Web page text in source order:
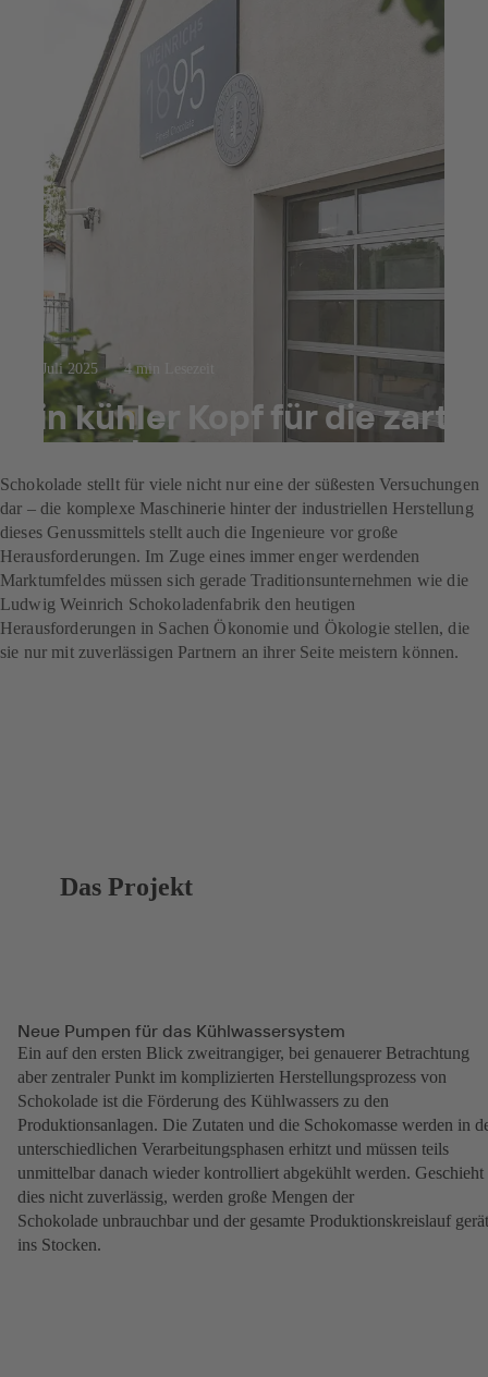
23. Juli 2025 4 min Lesezeit
Ein kühler Kopf für die zarte
Versuchung
Schokolade stellt für viele nicht nur eine der süßesten Versuchungen
dar – die komplexe Maschinerie hinter der industriellen Herstellung
dieses Genussmittels stellt auch die Ingenieure vor große
Herausforderungen. Im Zuge eines immer enger werdenden
Marktumfeldes müssen sich gerade Traditionsunternehmen wie die
Ludwig Weinrich Schokoladenfabrik den heutigen
Herausforderungen in Sachen Ökonomie und Ökologie stellen, die
sie nur mit zuverlässigen Partnern an ihrer Seite meistern können.
Das Projekt
Neue Pumpen für das Kühlwassersystem
Ein auf den ersten Blick zweitrangiger, bei genauerer Betrachtung
aber zentraler Punkt im komplizierten Herstellungsprozess von
Schokolade ist die Förderung des Kühlwassers zu den
Produktionsanlagen. Die Zutaten und die Schokomasse werden in
unterschiedlichen Verarbeitungsphasen erhitzt und müssen teils
unmittelbar danach wieder kontrolliert abgekühlt werden. Geschieht
dies nicht zuverlässig, werden große Mengen der
Schokolade unbrauchbar und der gesamte Produktionskreislauf gerät
ins Stocken.